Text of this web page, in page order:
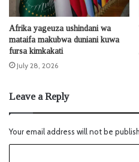
Afrika yageuza ushindani wa
mataifa makubwa duniani kuwa
fursa kimkakati
July 28, 2026
Leave a Reply
Your email address will not be